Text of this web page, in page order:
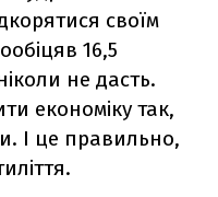
своїм
16,5
не дасть.
економіку так,
І це правильно,